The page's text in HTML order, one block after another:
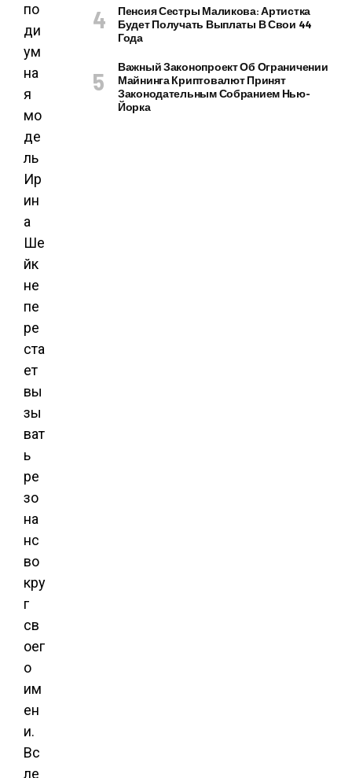
по
ди
ум
на
я
мо
де
ль
Ир
ин
а
Ше
йк
не
пе
ре
ста
ет
вы
зы
ват
ь
ре
зо
на
нс
во
кру
г
св
оег
о
им
ен
и.
Вс
ле
Пенсия Сестры Маликова: Артистка
Будет Получать Выплаты В Свои 44
Года
Важный Законопроект Об Ограничении
Майнинга Криптовалют Принят
Законодательным Собранием Нью-
Йорка